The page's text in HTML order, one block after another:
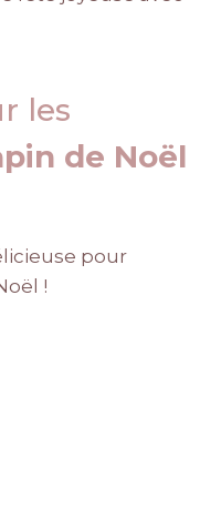
les
de Noël
pour
!